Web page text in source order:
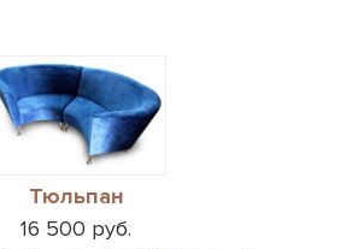
Тюльпан
16 500 руб.